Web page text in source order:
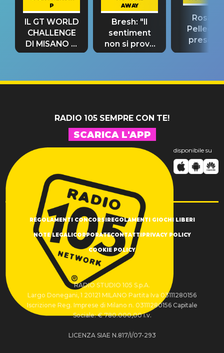
P
IL GT WORLD
CHALLENGE
DI MISANO si
riconferma
AWAY
Bresh: "Il
sentiment
non si prova
fino alla notte
Rosario
“Così
RADIO 105 SEMPRE CON TE!
SCARICA L'APP
disponibile su
REGOLAMENTI CONCORSI REGOLAMENTI GIOCHI LIBERI
NOTE LEGALI CORPORATECONTATTI PRIVACY POLICY
COOKIE POLICY
RADIO STUDIO 105 S.p.A.
Largo Donegani, 1 20121 MILANO Partita Iva 03111280156
Iscrizione Reg. Imprese di Milano n. 03111280156 Capitale
Sociale: € 780.000,00 i.v.
LICENZA SIAE N.817/I/07-293